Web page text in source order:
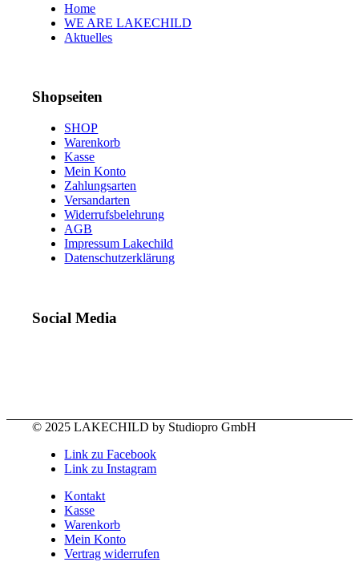
Home
WE ARE LAKECHILD
Aktuelles
Shopseiten
SHOP
Warenkorb
Kasse
Mein Konto
Zahlungsarten
Versandarten
Widerrufsbelehrung
AGB
Impressum Lakechild
Datenschutzerklärung
Social Media
© 2025 LAKECHILD by Studiopro GmbH
Link zu Facebook
Link zu Instagram
Kontakt
Kasse
Warenkorb
Mein Konto
Vertrag widerrufen